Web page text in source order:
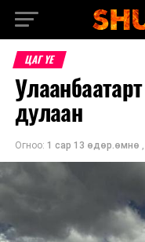
ЦАГ ҮЕ
дулаан
Огноо: 1 сар 13 өдөр.өмнө ,